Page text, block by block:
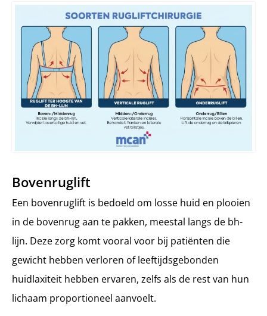
Bovenruglift
Een bovenruglift is bedoeld om losse huid en plooien
in de bovenrug aan te pakken, meestal langs de bh-
lijn. Deze zorg komt vooral voor bij patiënten die
gewicht hebben verloren of leeftijdsgebonden
huidlaxiteit hebben ervaren, zelfs als de rest van hun
lichaam proportioneel aanvoelt.